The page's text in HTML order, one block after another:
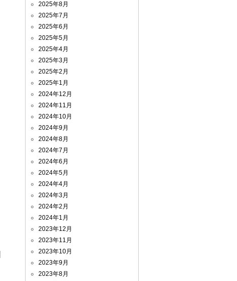
2025年8月
2025年7月
2025年6月
2025年5月
2025年4月
2025年3月
2025年2月
2025年1月
2024年12月
2024年11月
2024年10月
2024年9月
2024年8月
2024年7月
2024年6月
2024年5月
2024年4月
2024年3月
2024年2月
2024年1月
2023年12月
2023年11月
2023年10月
2023年9月
2023年8月